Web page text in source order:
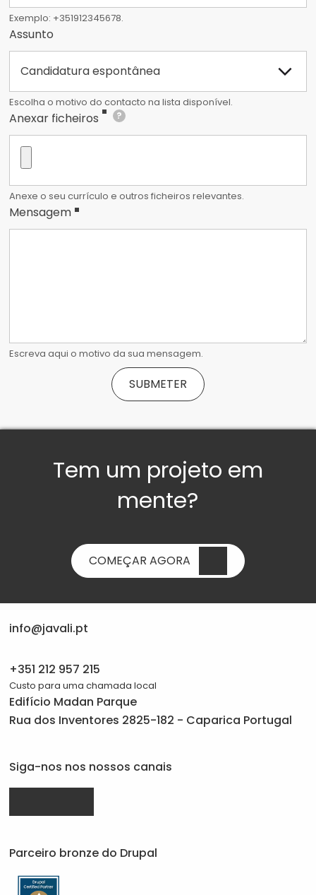
Exemplo: +351912345678.
Assuntos
Assunto
Escolha o motivo do contacto na lista disponível.
Anexar ficheiros ?
Anexe o seu currículo e outros ficheiros relevantes.
Mensagem
Escreva aqui o motivo da sua mensagem.
Tem um projeto em
mente?
COMEÇAR AGORA
info@javali.pt
+351 212 957 215
Custo para uma chamada local
Edifício Madan Parque
Rua dos Inventores 2825-182 - Caparica Portugal
Siga-nos nos nossos canais
JavaliJavaliJavali
Parceiro bronze do Drupal